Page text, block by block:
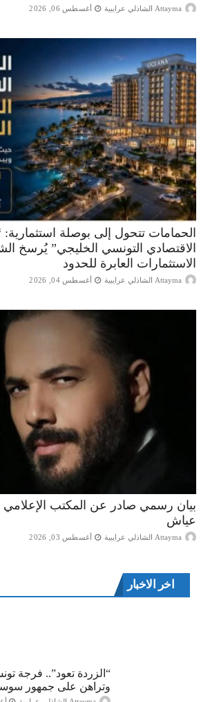
Attayma الشاذلي عرايبية أغسطس 06, 2026
الحمامات تتحول إلى بوصلة استثمارية:
الاقتصادي التونسي الخليجي” يُرسخ
الاستثمارات العابرة للحدود
Attayma الشاذلي عرايبية أغسطس 04, 2026
بيان رسمي صادر عن المكتب الإعلامي
عياش
Attayma الشاذلي عرايبية أغسطس 03, 2026
اخر الاخبار
“الزردة تعود”.. فرجة
وتراهن على جمهور